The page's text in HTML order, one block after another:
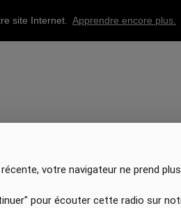
site Internet. Apprendre encore plus.
votre navigateur ne prend
pour écouter cette radio sur